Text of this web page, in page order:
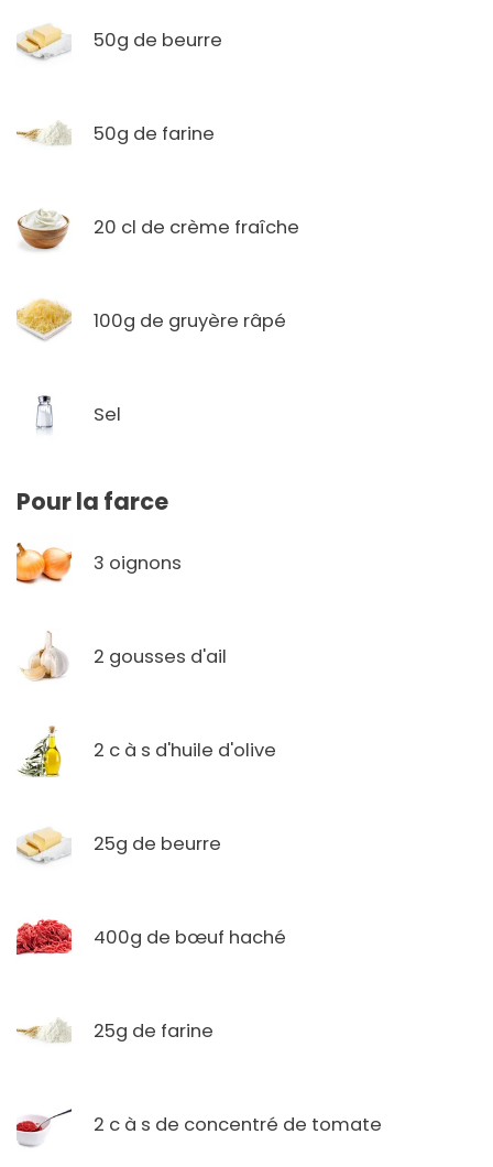
50g de beurre
50g de farine
20 cl de crème fraîche
100g de gruyère râpé
Sel
Pour la farce
3 oignons
2 gousses d'ail
2 c à s d'huile d'olive
25g de beurre
400g de bœuf haché
25g de farine
2 c à s de concentré de tomate